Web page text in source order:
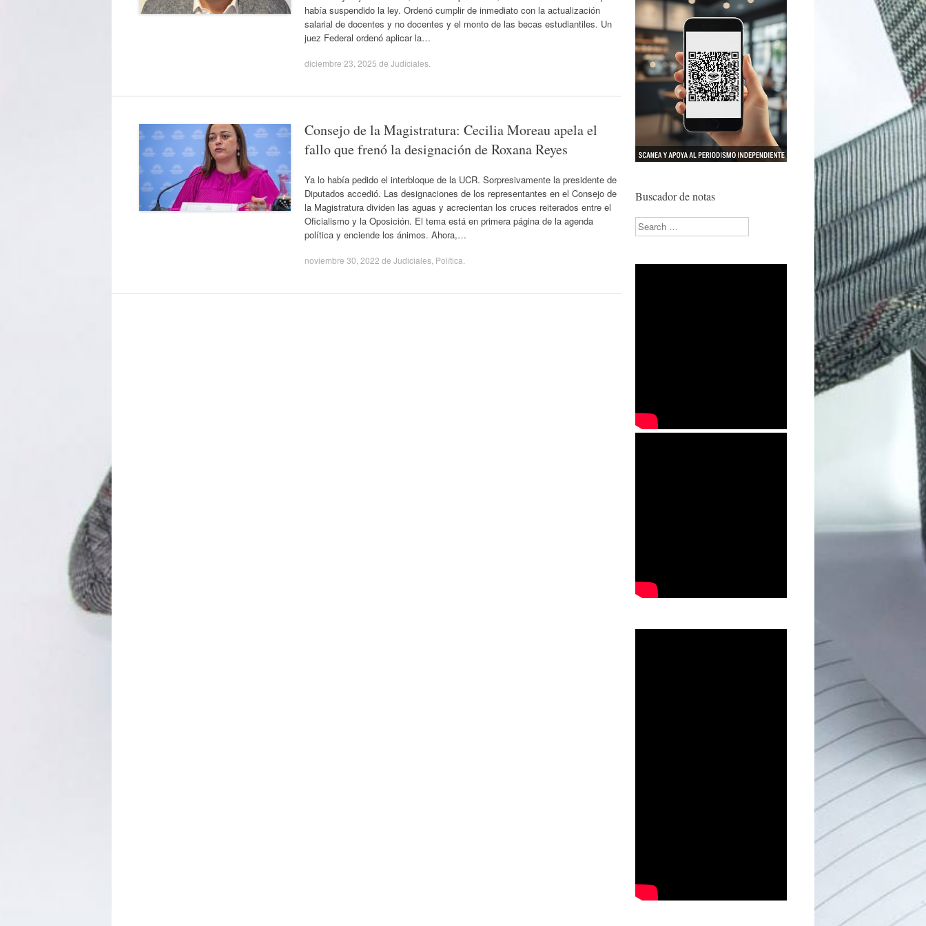
había suspendido la ley. Ordenó cumplir de inmediato con la actualización
salarial de docentes y no docentes y el monto de las becas estudiantiles. Un
juez Federal ordenó aplicar la…
diciembre 23, 2025 de Judiciales
Consejo de la Magistratura: Cecilia Moreau apela el
fallo que frenó la designación de Roxana Reyes
Ya lo había pedido el interbloque de la UCR. Sorpresivamente la presidente de
Diputados accedió. Las designaciones de los representantes en el Consejo de
la Magistratura dividen las aguas y acrecientan los cruces reiterados entre el
Oficialismo y la Oposición. El tema está en primera página de la agenda
política y enciende los ánimos. Ahora,…
noviembre 30, 2022 de Judiciales Política
Buscador de notas
Search